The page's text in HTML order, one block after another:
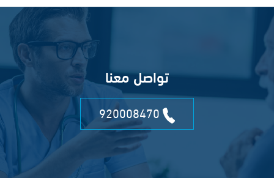
تواصل معنا